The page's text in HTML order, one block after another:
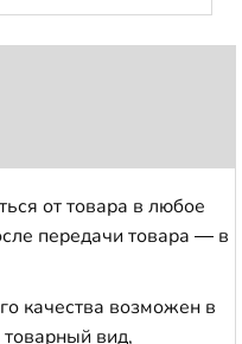
от товара в любое
передачи товара — в
качества возможен в
вид,